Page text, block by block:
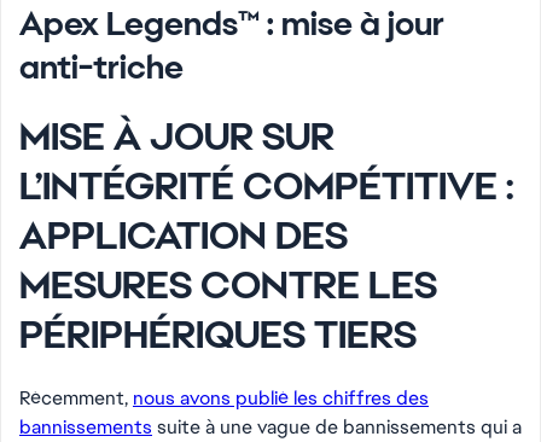
Apex Legends™ : mise à jour
anti-triche
MISE À JOUR SUR
L’INTÉGRITÉ COMPÉTITIVE :
APPLICATION DES
MESURES CONTRE LES
PÉRIPHÉRIQUES TIERS
Récemment, nous avons publié les chiffres des
bannissements suite à une vague de bannissements qui a